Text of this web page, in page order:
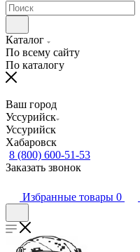
Каталог
По всему сайту
По каталогу
Ваш город
Уссурийск
Уссурийск
Хабаровск
8 (800) 600-51-53
Заказать звонок
Избранные товары 0